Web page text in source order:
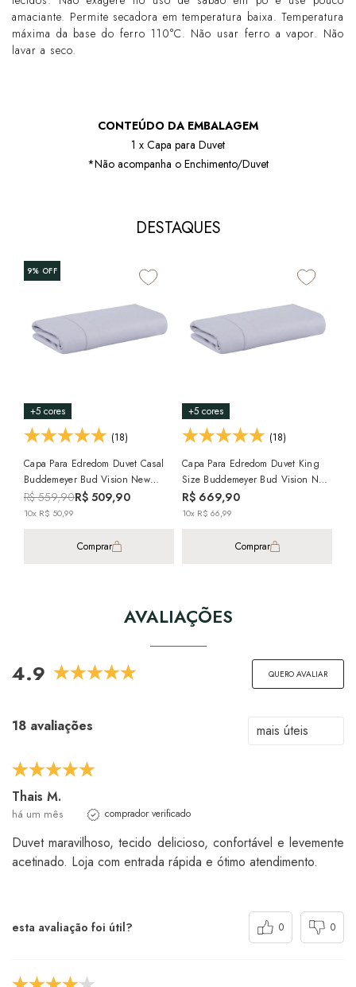
amaciante. Permite secadora em temperatura baixa. Temperatura
máxima da base do ferro 110°C. Não usar ferro a vapor. Não
lavar a seco.
CONTEÚDO DA EMBALAGEM
1 x Capa para Duvet
*Não acompanha o Enchimento/Duvet
DESTAQUES
9% OFF
+5 cores
(18)
Capa Para Edredom Duvet Casal
Buddemeyer Bud Vision New
Colors 100% Algodão Cetim 300
Fios
R$ 559,90R$ 509,90
10x R$ 50,99
Comprar
+5 cores
(18)
Capa Para Edredom Duvet King
Size Buddemeyer Bud Vision New
Colors 100% Algodão Cetim 300
Fios
R$ 669,90
10x R$ 66,99
Comprar
AVALIAÇÕES
4.9 QUERO AVALIAR
18 avaliações
Thais M.
há um mês comprador verificado
Duvet maravilhoso, tecido delicioso, confortável e levemente
acetinado. Loja com entrada rápida e ótimo atendimento.
esta avaliação foi útil? 0 0